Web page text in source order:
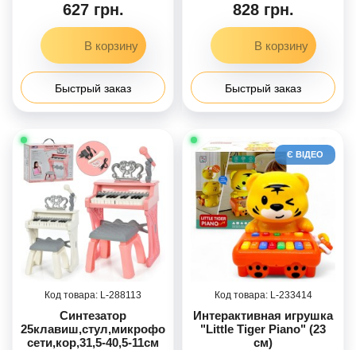
627 грн.
Быстрый заказ
828 грн.
Быстрый заказ
288113
Синтезатор
25клавиш,стул,микрофон,запись,2кол,от
сети,кор,31,5-40,5-11см
Є ВІДЕО
233414
Интерактивная игрушка
"Little Tiger Piano" (23
см)